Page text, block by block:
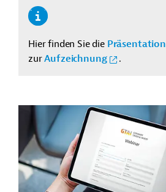
Hier finden Sie die Präsentation
zurAufzeichnung .